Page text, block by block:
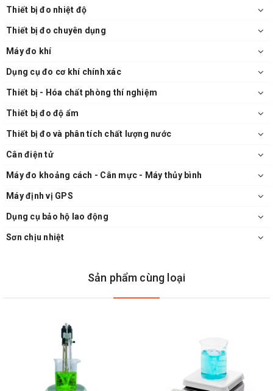
Thiết bị đo nhiệt độ
Thiết bị đo chuyên dụng
Máy đo khí
Dụng cụ đo cơ khí chính xác
Thiết bị - Hóa chất phòng thí nghiệm
Thiết bị đo độ ẩm
Thiết bị đo và phân tích chất lượng nước
Cân điện tử
Máy đo khoảng cách - Cân mực - Máy thủy bình
Máy định vị GPS
Dụng cụ bảo hộ lao động
Sơn chịu nhiệt
Sản phẩm cùng loại